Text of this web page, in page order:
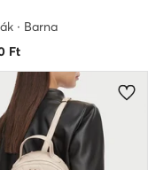
· Barna
Ft